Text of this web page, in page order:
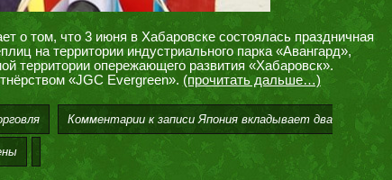
о том, что 3 июня в Хабаровске состоялась праздничная
на территории индустриального парка «Авангард»,
территории опережающего развития «Хабаровск».
«JGC Evergreen». (прочитать дальше…)
Комментариик записи Япония вкладывает два